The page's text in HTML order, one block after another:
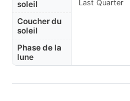
soleil
Coucher du
soleil
Phase de la
lune
Last Quarter